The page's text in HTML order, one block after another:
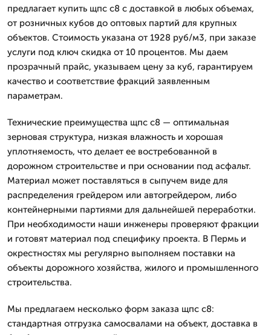
предлагает купить щпс с8 с доставкой в любых объемах,
от розничных кубов до оптовых партий для крупных
объектов. Стоимость указана от 1928 руб/м3, при заказе
услуги под ключ скидка от 10 процентов. Мы даем
прозрачный прайс, указываем цену за куб, гарантируем
качество и соответствие фракций заявленным
параметрам.
Технические преимущества щпс с8 — оптимальная
зерновая структура, низкая влажность и хорошая
уплотняемость, что делает ее востребованной в
дорожном строительстве и при основании под асфальт.
Материал может поставляться в сыпучем виде для
распределения грейдером или автогрейдером, либо
контейнерными партиями для дальнейшей переработки.
При необходимости наши инженеры проверяют фракции
и готовят материал под специфику проекта. В Пермь и
окрестностях мы регулярно выполняем поставки на
объекты дорожного хозяйства, жилого и промышленного
строительства.
Мы предлагаем несколько форм заказа щпс с8:
стандартная отгрузка самосвалами на объект, доставка в